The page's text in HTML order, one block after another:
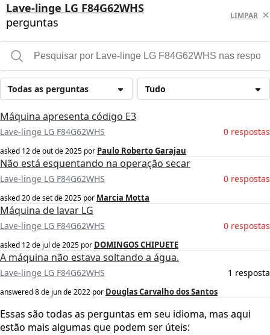
Lave-linge LG F84G62WHS
perguntas
LIMPAR
Tudo
Todas as perguntas
Máquina apresenta código E3
Lave-linge LG F84G62WHS 0 respostas
asked 12 de out de 2025 por Paulo Roberto Garajau
Não está esquentando na operação secar
Lave-linge LG F84G62WHS 0 respostas
asked20 de set de 2025 por Marcia Motta
Máquina de lavar LG
Lave-linge LG F84G62WHS 0 respostas
asked 12 de jul de 2025 por DOMINGOS CHIPUETE
A máquina não estava soltando a água.
Lave-linge LG F84G62WHS 1 resposta
answered8 de jun de 2022 por Douglas Carvalho dos Santos
Essas são todas as perguntas em seu idioma, mas aqui
estão mais algumas que podem ser úteis: